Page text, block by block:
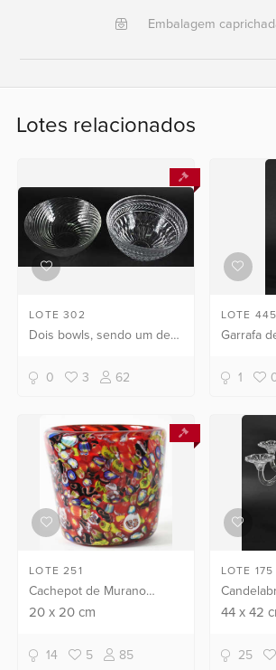
21
2554
Fale
Embalagem
Lotes relacionados
LOTE 302
Dois bowls, sendo um de
frances.
0 3 62
LOTE 445
Garrafa
1
LOTE 251
Cachepot de Murano
vermelho milifiori.
20x 20cm
14 5 85
LOTE 175
5 velas.
44 x42
25